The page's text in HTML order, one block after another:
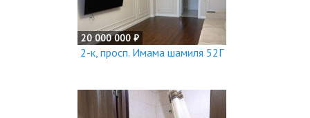
20 000 000 ₽
2-к, просп. Имама шамиля 52Г